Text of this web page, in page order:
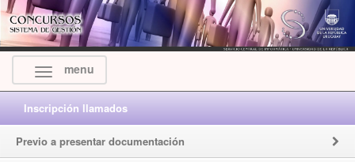
menu
Inscripción llamados
Previo a presentar documentación